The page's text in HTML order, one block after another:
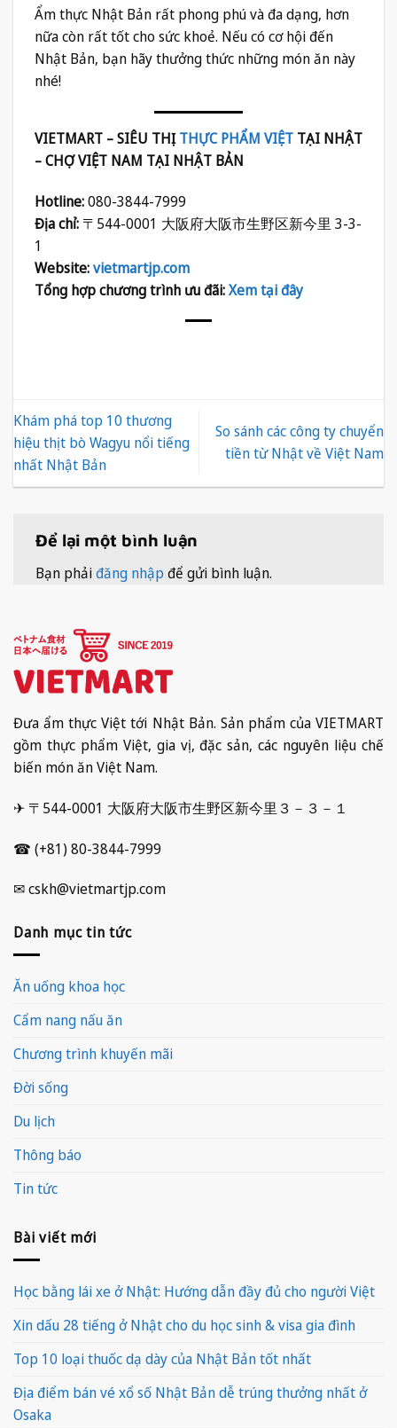
Ẩm thực Nhật Bản rất phong phú và đa dạng, hơn
nữa còn rất tốt cho sức khoẻ. Nếu có cơ hội đến
Nhật Bản, bạn hãy thưởng thức những món ăn này
nhé!
VIETMART – SIÊU THỊTHỰC PHẨM VIỆT TẠI NHẬT
– CHỢ VIỆT NAM TẠI NHẬT BẢN
Hotline:080-3844-7999
Địa chỉ: 〒544-0001 大阪府大阪市生野区新今里 3-3-
1
Website:vietmartjp.com
Tổng hợp chương trình ưu đãi:Xem tại đây
Khám phá top 10 thương
hiệu thịt bò Wagyu nổi tiếng
nhất Nhật Bản
So sánh các công ty chuyển
tiền từ Nhật về Việt Nam
Để lại một bình luận
Bạn phảiđăng nhập để gửi bình luận.
Đưa ẩm thực Việt tới Nhật Bản. Sản phẩm của VIETMART
gồm thực phẩm Việt, gia vị, đặc sản, các nguyên liệu chế
biến món ăn Việt Nam.
✈ 〒544-0001 大阪府大阪市生野区新今里３－３－１
☎ (+81) 80-3844-7999
✉ cskh@vietmartjp.com
Danh mục tin tức
Ăn uống khoa học
Cẩm nang nấu ăn
Chương trình khuyến mãi
Đời sống
Du lịch
Thông báo
Tin tức
Bài viết mới
Học bằng lái xe ở Nhật: Hướng dẫn đầy đủ cho người Việt
Xin dấu 28 tiếng ở Nhật cho du học sinh & visa gia đình
Top 10 loại thuốc dạ dày của Nhật Bản tốt nhất
Địa điểm bán vé xổ số Nhật Bản dễ trúng thưởng nhất ở
Osaka